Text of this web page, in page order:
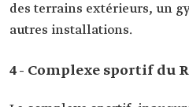
des terrains extérieurs, un
autres installations.
4- Complexe sportif du